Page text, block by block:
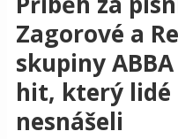
Zagorové a
skupiny
hit, který
nesnášeli